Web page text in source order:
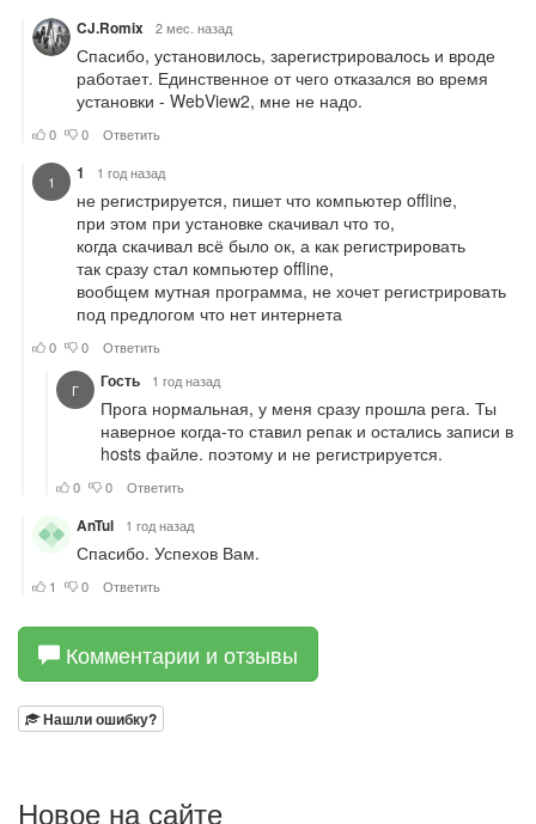
Комментарии и отзывы
Нашли ошибку?
Новое на сайте